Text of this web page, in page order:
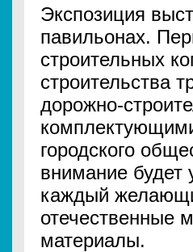
Экспозиция
павильонах.
строительных
строительства
дорожно-
городского
внимание будет
каждый
отечественные
материалы.